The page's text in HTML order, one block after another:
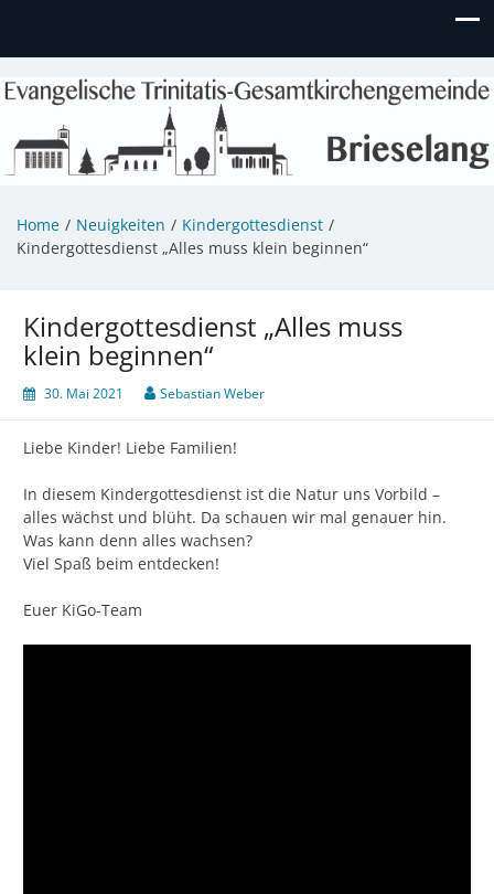
Evangelische Kirchengemeinde
Brieselang
Informationen zu Veranstaltungen, Gemeindeleben und
unserem Kindergarten
Home Neuigkeiten
Kindergottesdienst
Kindergottesdienst „Alles muss klein beginnen“
Kindergottesdienst „Alles muss
klein beginnen“
30. Mai 2021 Sebastian Weber
Liebe Kinder! Liebe Familien!
In diesem Kindergottesdienst ist die Natur uns Vorbild –
alles wächst und blüht. Da schauen wir mal genauer hin.
Was kann denn alles wachsen?
Viel Spaß beim entdecken!
Euer KiGo-Team